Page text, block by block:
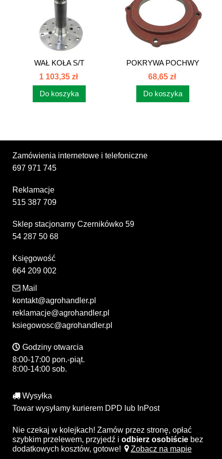
WAŁ KOŁA S/T
USZCZELNIACZ...
1 103,35 zł
Do koszyka
POKRYWA POCHWY
ZWOLNICY NA...
68,65 zł
Do koszyka
Zamówienia internetowe i telefoniczne
697 971 745
Reklamacje
515 387 709
Sklep stacjonarny Czernikówko 59
54 287 50 68
Księgowość
664 209 002
Mail
kontakt@agrohandler.pl
reklamacje@agrohandler.pl
ksiegowosc@agrohandler.pl
Godziny otwarcia
8:00-17:00 pon.-piąt.
8:00-14:00 sob.
Wysyłka
Towar wysyłamy kurierem DPD lub InPost
Nie czekaj w kolejkach! Zamów przez stronę, opłać
szybkim przelewem, przyjedź i odbierz osobiście bez
dodatkowych kosztów, gotowe!
Zobacz na mapie